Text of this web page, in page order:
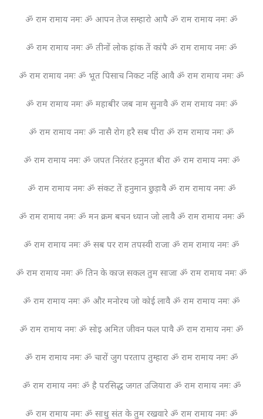
ॐ राम रामाय नमः ॐ आपन तेज सम्हारो आपै ॐ राम रामाय नमः ॐ
ॐ राम रामाय नमः ॐ तीनों लोक हांक तें कांपै ॐ राम रामाय नमः ॐ
ॐ राम रामाय नमः ॐ भूत पिसाच निकट नहिं आवै ॐ राम रामाय नमः ॐ
ॐ राम रामाय नमः ॐ महाबीर जब नाम सुनावै ॐ राम रामाय नमः ॐ
ॐ राम रामाय नमः ॐ नासै रोग हरै सब पीरा ॐ राम रामाय नमः ॐ
ॐ राम रामाय नमः ॐ जपत निरंतर हनुमत बीरा ॐ राम रामाय नमः ॐ
ॐ राम रामाय नमः ॐ संकट तें हनुमान छुड़ावै ॐ राम रामाय नमः ॐ
ॐ राम रामाय नमः ॐ मन क्रम बचन ध्यान जो लावै ॐ राम रामाय नमः ॐ
ॐ राम रामाय नमः ॐ सब पर राम तपस्वी राजा ॐ राम रामाय नमः ॐ
ॐ राम रामाय नमः ॐ तिन के काज सकल तुम साजा ॐ राम रामाय नमः ॐ
ॐ राम रामाय नमः ॐ और मनोरथ जो कोई लावै ॐ राम रामाय नमः ॐ
ॐ राम रामाय नमः ॐ सोइ अमित जीवन फल पावै ॐ राम रामाय नमः ॐ
ॐ राम रामाय नमः ॐ चारों जुग परताप तुम्हारा ॐ राम रामाय नमः ॐ
ॐ राम रामाय नमः ॐ है परसिद्ध जगत उजियारा ॐ राम रामाय नमः ॐ
ॐ राम रामाय नमः ॐ साधु संत के तुम रखवारे ॐ राम रामाय नमः ॐ